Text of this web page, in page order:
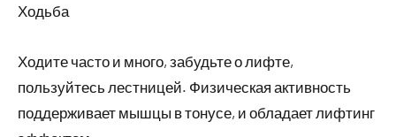
Ходьба
Ходите часто и много, забудьте о лифте,
пользуйтесь лестницей. Физическая активность
поддерживает мышцы в тонусе, и обладает лифтинг